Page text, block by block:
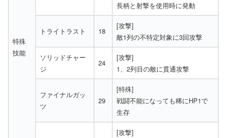
特殊
技能
長柄と射撃を使用時に発動
トライトラスト 18
[攻撃]
敵1列の不特定対象に3回攻撃
ソリッドチャー
ジ
24
[攻撃]
1、2列目の敵に貫通攻撃
ファイナルガッ
ツ
29
[特殊]
戦闘不能になっても稀にHP1で
生存
[攻撃]